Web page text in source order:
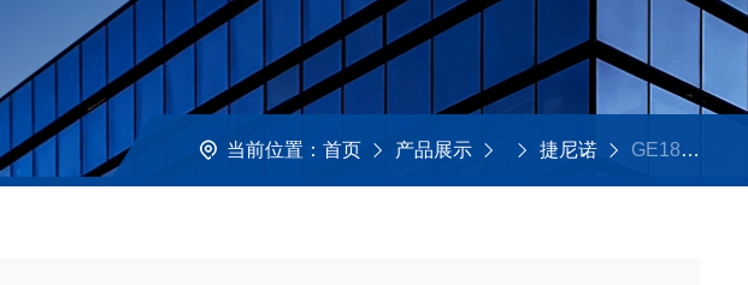
当前位置： 首页 产品展示 捷尼诺 GE183HP捷尼诺-镍囊可用于美国力可leco仪器502-183